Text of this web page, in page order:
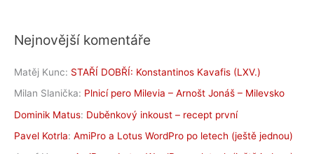
Nejnovější komentáře
Matěj Kunc: STAŘÍ DOBŘÍ: Konstantinos Kavafis (LXV.)
Milan Slanička: Plnicí pero Milevia – Arnošt Jonáš – Milevsko
Dominik Matus: Duběnkový inkoust – recept první
Pavel Kotrla: AmiPro a Lotus WordPro po letech (ještě jednou)